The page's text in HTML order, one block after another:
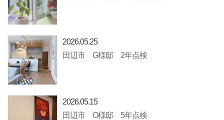
2026.05.25
田辺市 G様邸 2年点検
2026.05.15
田辺市 O様邸 5年点検